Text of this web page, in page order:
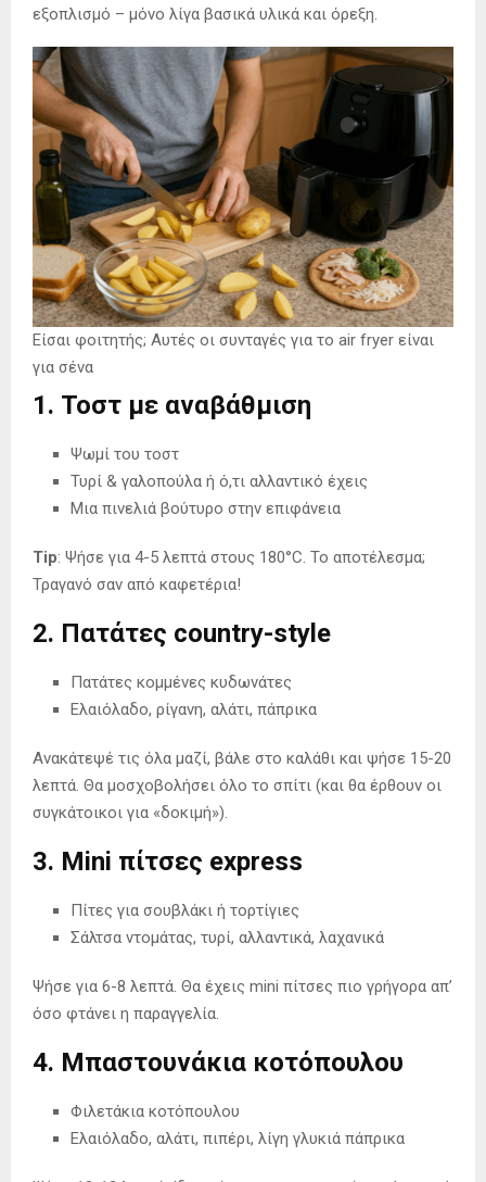
εξοπλισμό – μόνο λίγα βασικά υλικά και όρεξη.
Είσαι φοιτητής; Αυτές οι συνταγές για το air fryer είναι
για σένα
1. Τοστ με αναβάθμιση
Ψωμί του τοστ
Τυρί & γαλοπούλα ή ό,τι αλλαντικό έχεις
Μια πινελιά βούτυρο στην επιφάνεια
Tip: Ψήσε για 4-5 λεπτά στους 180°C. Το αποτέλεσμα;
Τραγανό σαν από καφετέρια!
2. Πατάτες country-style
Πατάτες κομμένες κυδωνάτες
Ελαιόλαδο, ρίγανη, αλάτι, πάπρικα
Ανακάτεψέ τις όλα μαζί, βάλε στο καλάθι και ψήσε 15-20
λεπτά. Θα μοσχοβολήσει όλο το σπίτι (και θα έρθουν οι
συγκάτοικοι για «δοκιμή»).
3. Mini πίτσες express
Πίτες για σουβλάκι ή τορτίγιες
Σάλτσα ντομάτας, τυρί, αλλαντικά, λαχανικά
Ψήσε για 6-8 λεπτά. Θα έχεις mini πίτσες πιο γρήγορα απ’
όσο φτάνει η παραγγελία.
4. Μπαστουνάκια κοτόπουλου
Φιλετάκια κοτόπουλου
Ελαιόλαδο, αλάτι, πιπέρι, λίγη γλυκιά πάπρικα